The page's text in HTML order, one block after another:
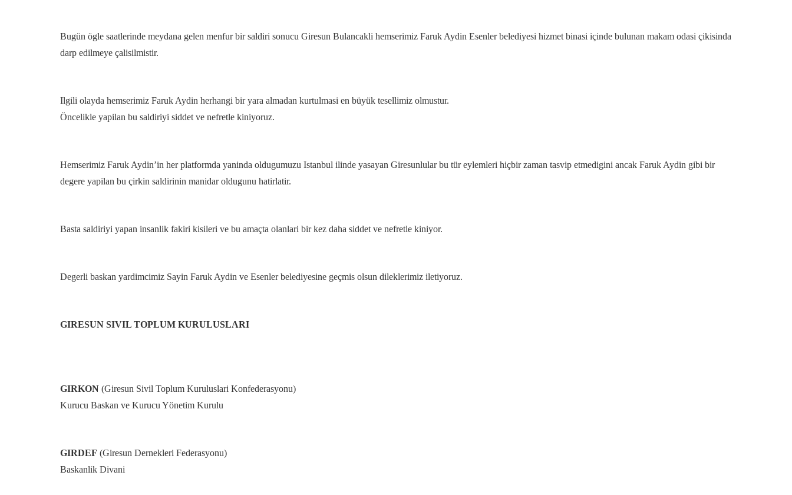
Bugün ögle saatlerinde meydana gelen menfur bir saldiri sonucu Giresun Bulancakli hemserimiz Faruk Aydin Esenler belediyesi hizmet binasi içinde bulunan makam odasi çikisinda
darp edilmeye çalisilmistir.
Ilgili olayda hemserimiz Faruk Aydin herhangi bir yara almadan kurtulmasi en büyük tesellimiz olmustur.
Öncelikle yapilan bu saldiriyi siddet ve nefretle kiniyoruz.
Hemserimiz Faruk Aydin’in her platformda yaninda oldugumuzu Istanbul ilinde yasayan Giresunlular bu tür eylemleri hiçbir zaman tasvip etmedigini ancak Faruk Aydin gibi bir
degere yapilan bu çirkin saldirinin manidar oldugunu hatirlatir.
Basta saldiriyi yapan insanlik fakiri kisileri ve bu amaçta olanlari bir kez daha siddet ve nefretle kiniyor.
Degerli baskan yardimcimiz Sayin Faruk Aydin ve Esenler belediyesine geçmis olsun dileklerimiz iletiyoruz.
GIRESUN SIVIL TOPLUM KURULUSLARI
GIRKON (Giresun Sivil Toplum Kuruluslari Konfederasyonu)
Kurucu Baskan ve Kurucu Yönetim Kurulu
GIRDEF (Giresun Dernekleri Federasyonu)
Baskanlik Divani